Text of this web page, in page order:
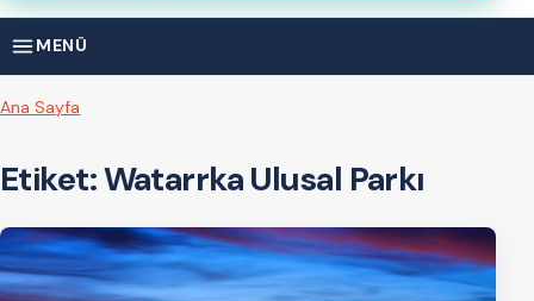
MENÜ
Ana Sayfa
Etiket:Watarrka Ulusal Parkı